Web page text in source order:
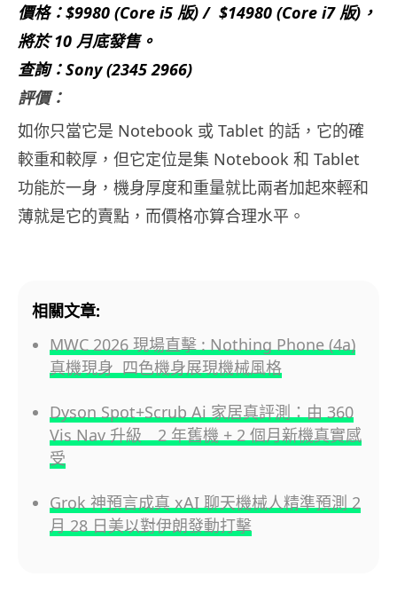
價格：$9980 (Core i5 版) / $14980 (Core i7 版)，
將於 10 月底發售。
查詢：Sony (2345 2966)
評價：
如你只當它是 Notebook 或 Tablet 的話，它的確
較重和較厚，但它定位是集 Notebook 和 Tablet
功能於一身，機身厚度和重量就比兩者加起來輕和
薄就是它的賣點，而價格亦算合理水平。
相關文章:
MWC 2026 現場直擊 : Nothing Phone (4a)
真機現身 四色機身展現機械風格
Dyson Spot+Scrub Ai 家居真評測：由 360
Vis Nav 升級 2 年舊機 + 2 個月新機真實感
受
Grok 神預言成真 xAI 聊天機械人精準預測 2
月 28 日美以對伊朗發動打擊